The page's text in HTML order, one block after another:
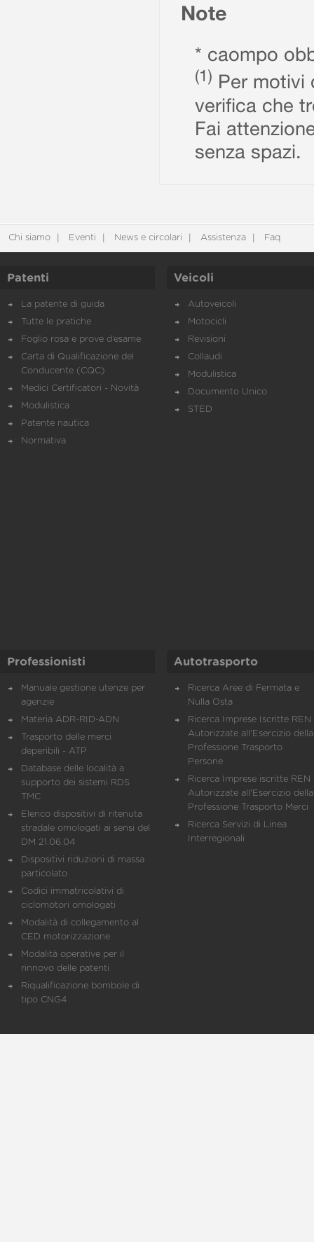
Note
* caompo
(1) Per motivi
verifica che
Fai
senza spazi.
Chi siamo Eventi News e circolari Assistenza Faq
Patenti
La patente di guida
Tutte le pratiche
Foglio rosa e prove d’esame
Carta di Qualificazione del
Conducente (CQC)
Medici Certificatori - Novità
Modulistica
Patente nautica
Normativa
Veicoli
Autoveicoli
Motocicli
Revisioni
Collaudi
Modulistica
Documento Unico
STED
Professionisti
Manuale gestione utenze per
agenzie
Materia ADR-RID-ADN
Trasporto delle merci
deperibili - ATP
Database delle località a
supporto dei sistemi RDS
TMC
Elenco dispositivi di ritenuta
stradale omologati ai sensi del
DM 21.06.04
Dispositivi riduzioni di massa
particolato
Codici immatricolativi di
ciclomotori omologati
Modalità di collegamento al
CED motorizzazione
Modalità operative per il
rinnovo delle patenti
Riqualificazione bombole di
tipo CNG4
Autotrasporto
Ricerca Aree di Fermata e
Nulla Osta
Ricerca Imprese Iscritte REN
Autorizzate all'Esercizio della
Professione Trasporto
Persone
Ricerca Imprese iscritte REN
Autorizzate all'Esercizio della
Professione Trasporto Merci
Ricerca Servizi di Linea
Interregionali